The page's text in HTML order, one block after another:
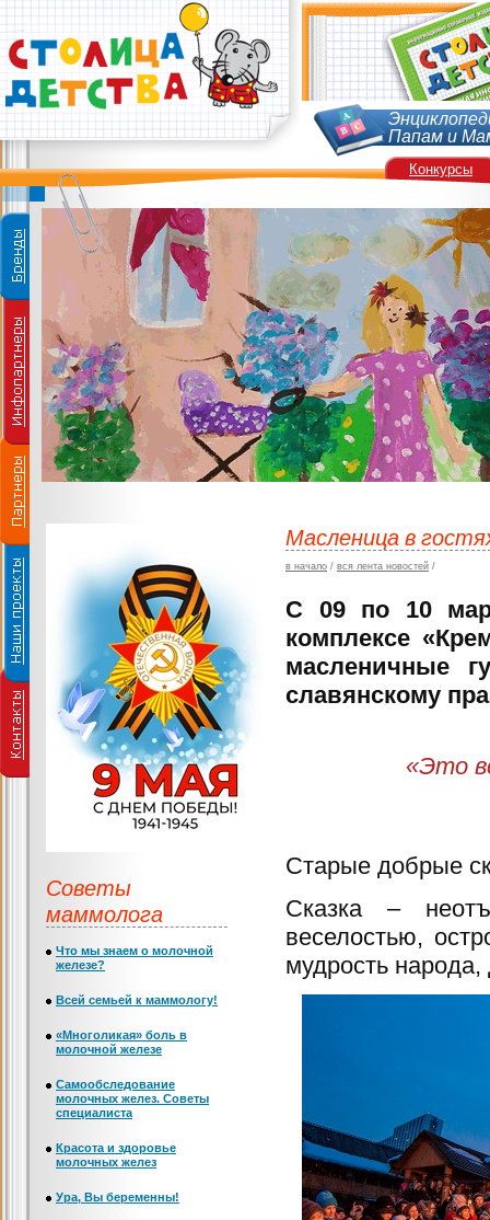
Папам и
Масленица в
в начало / вся лента новостей /
С 09 по 10
комплексе
масленичные
славянскому
«Это
Старые добрые
Сказка –
веселостью,
мудрость
Советы
маммолога
Что мы знаем о молочной
железе?
Всей семьей к маммологу!
«Многоликая» боль в
молочной железе
Самообследование
молочных желез. Советы
специалиста
Красота и здоровье
молочных желез
Ура, Вы беременны!
Конкурсы